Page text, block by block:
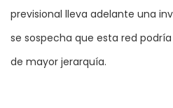
previsional lleva adelante una
se sospecha que esta red
de mayor jerarquía.